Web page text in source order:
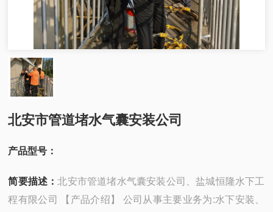
北安市管道堵水气囊安装公司
产品型号：
简要描述：北安市管道堵水气囊安装公司、盐城恒隆水下工
程有限公司 【产品介绍】 公司从事主要业务为:水下安装、